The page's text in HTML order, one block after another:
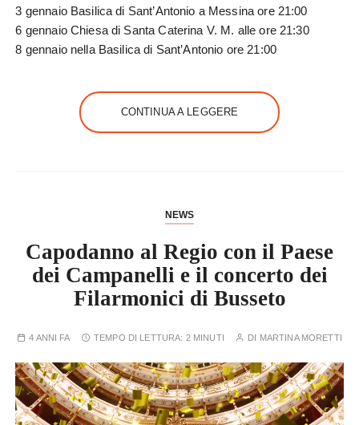
3 gennaio Basilica di Sant’Antonio a Messina ore 21:00
6 gennaio Chiesa di Santa Caterina V. M. alle ore 21:30
8 gennaio nella Basilica di Sant’Antonio ore 21:00
CONTINUA A LEGGERE
NEWS
Capodanno al Regio con il Paese
dei Campanelli e il concerto dei
Filarmonici di Busseto
4 ANNI FA TEMPO DI LETTURA: 2 MINUTI DI MARTINA MORETTI